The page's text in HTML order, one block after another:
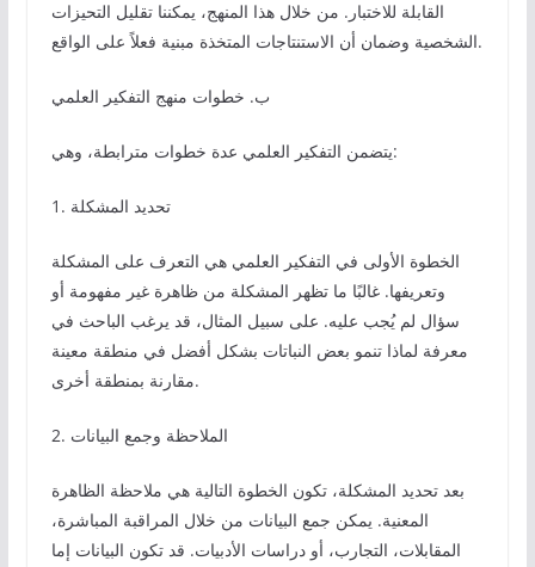
القابلة للاختبار. من خلال هذا المنهج، يمكننا تقليل التحيزات
الشخصية وضمان أن الاستنتاجات المتخذة مبنية فعلاً على الواقع.
ب. خطوات منهج التفكير العلمي
يتضمن التفكير العلمي عدة خطوات مترابطة، وهي:
1. تحديد المشكلة
الخطوة الأولى في التفكير العلمي هي التعرف على المشكلة
وتعريفها. غالبًا ما تظهر المشكلة من ظاهرة غير مفهومة أو
سؤال لم يُجب عليه. على سبيل المثال، قد يرغب الباحث في
معرفة لماذا تنمو بعض النباتات بشكل أفضل في منطقة معينة
مقارنة بمنطقة أخرى.
2. الملاحظة وجمع البيانات
بعد تحديد المشكلة، تكون الخطوة التالية هي ملاحظة الظاهرة
المعنية. يمكن جمع البيانات من خلال المراقبة المباشرة،
المقابلات، التجارب، أو دراسات الأدبيات. قد تكون البيانات إما